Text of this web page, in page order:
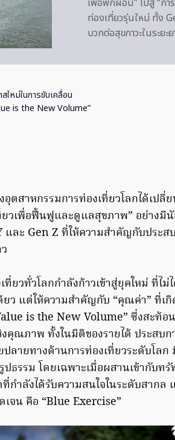
เพื่อพักผ่อน” ไปสู่ “ก
ท่องเที่ยวรุ่นใหม่ ทั้ง
บวกต่อสุขภาวะในระยะ
ใหม่ในการขับเคลื่อน
is the New Volume”
ตสาหกรรมการท่องเที่ยวโลกได้เปลี่
ยวเพื่อฟื้นฟูและดูแลสุขภาพ” อย่างมี
และ Gen Z ที่ให้ความสำคัญกับปร
วทั่วโลกกำลังก้าวเข้าสู่ยุคใหม่ ที่ไม่
ยว แต่ให้ความสำคัญกับ “คุณค่า” ที่เ
is the New Volume” ซึ่งสะท้อ
งคุณภาพ ทั้งในมิติของรายได้ ประส
ลายทางด้านการท่องเที่ยวระดับโล
ธรรม โดยเฉพาะเมื่อผสานเข้ากับท
กำลังได้รับความสนใจในระดับสากล
จน คือ “Blue Exercise”